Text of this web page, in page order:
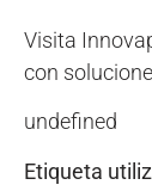
Visita
con
undefined
Etiqueta